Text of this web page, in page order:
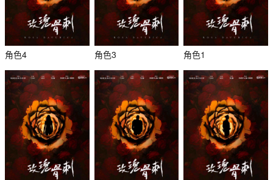
角色4 角色3 角色1